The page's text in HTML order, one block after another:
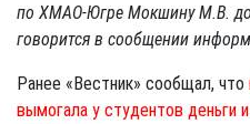
по ХМАО-Югре Мокшину М.В.
говорится в сообщении
Ранее «Вестник» сообщал, что
вымогала у студентов деньги